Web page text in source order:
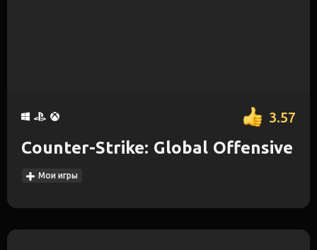
3.57
Counter-Strike: Global Offensive
Мои игры